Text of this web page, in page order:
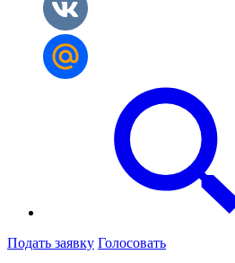
Подать заявку Голосовать